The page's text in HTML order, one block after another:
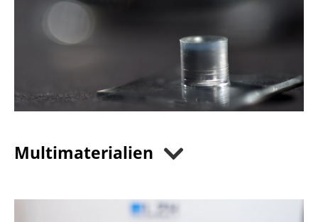
Multimaterialien